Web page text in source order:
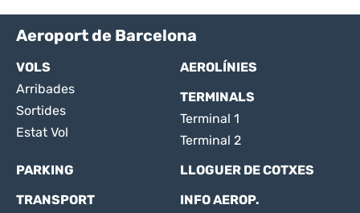
Aeroport de Barcelona
VOLS
Arribades
Sortides
Estat Vol
AEROLÍNIES
TERMINALS
Terminal 1
Terminal 2
PARKING
LLOGUER DE COTXES
TRANSPORT
INFO AEROP.